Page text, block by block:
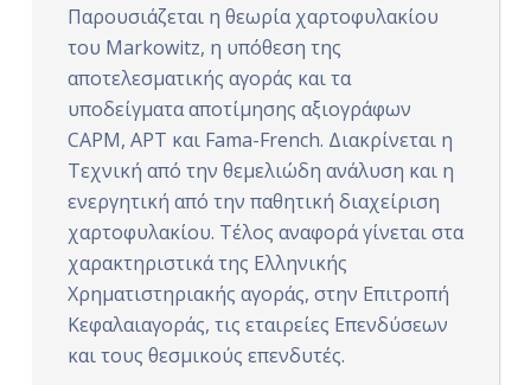
Παρουσιάζεται η θεωρία χαρτοφυλακίου
του Markowitz, η υπόθεση της
αποτελεσματικής αγοράς και τα
υποδείγματα αποτίμησης αξιογράφων
CAPM, APT και Fama-French. Διακρίνεται η
Τεχνική από την θεμελιώδη ανάλυση και η
ενεργητική από την παθητική διαχείριση
χαρτοφυλακίου. Τέλος αναφορά γίνεται στα
χαρακτηριστικά της Ελληνικής
Χρηματιστηριακής αγοράς, στην Επιτροπή
Κεφαλαιαγοράς, τις εταιρείες Επενδύσεων
και τους θεσμικούς επενδυτές.